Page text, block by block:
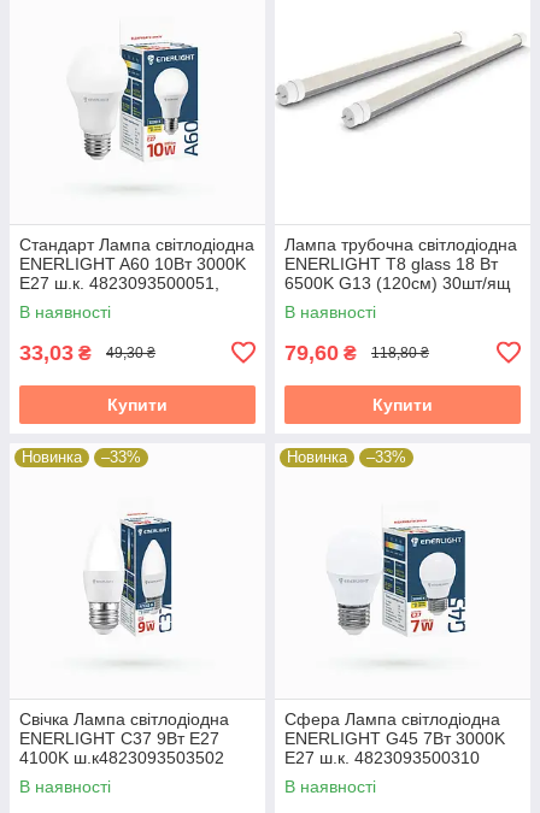
Стандарт Лампа світлодіодна
ENERLIGHT A60 10Вт 3000K
E27 ш.к. 4823093500051,
10шт/уп 19824
В наявності
33,03 ₴ 49,30 ₴
Купити
Лампа трубочна світлодіодна
ENERLIGHT Т8 glass 18 Вт
6500K G13 (120см) 30шт/ящ
38315
В наявності
79,60 ₴ 118,80 ₴
Купити
Новинка –33%
Свічка Лампа світлодіодна
ENERLIGHT С37 9Вт E27
4100K ш.к4823093503502
10шт/уп 19824
В наявності
Новинка –33%
Сфера Лампа світлодіодна
ENERLIGHT G45 7Вт 3000K
E27 ш.к. 4823093500310
19824
В наявності